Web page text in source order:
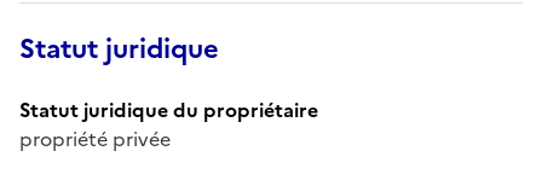
Statut juridique
Statut juridique du propriétaire
propriété privée